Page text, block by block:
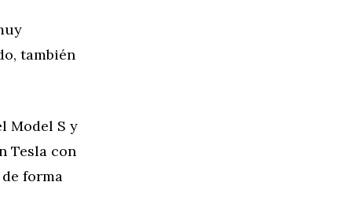
también
Model S y
Tesla con
forma